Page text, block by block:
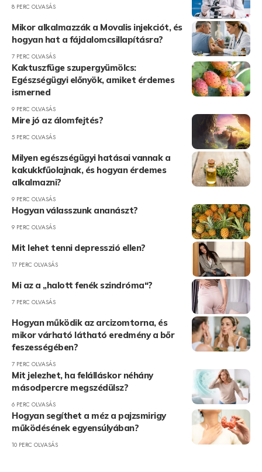
8 PERC OLVASÁS
Mikor alkalmazzák a Movalis injekciót, és
hogyan hat a fájdalomcsillapításra?
7 PERC OLVASÁS
Kaktuszfüge szupergyümölcs:
Egészségügyi előnyök, amiket érdemes
ismerned
9 PERC OLVASÁS
Mire jó az álomfejtés?
5 PERC OLVASÁS
Milyen egészségügyi hatásai vannak a
kakukkfűolajnak, és hogyan érdemes
alkalmazni?
9 PERC OLVASÁS
Hogyan válasszunk ananászt?
9 PERC OLVASÁS
Mit lehet tenni depresszió ellen?
17 PERC OLVASÁS
Mi az a „halott fenék szindróma“?
7 PERC OLVASÁS
Hogyan működik az arcizomtorna, és
mikor várható látható eredmény a bőr
feszességében?
7 PERC OLVASÁS
Mit jelezhet, ha felálláskor néhány
másodpercre megszédülsz?
6 PERC OLVASÁS
Hogyan segíthet a méz a pajzsmirigy
működésének egyensúlyában?
10 PERC OLVASÁS